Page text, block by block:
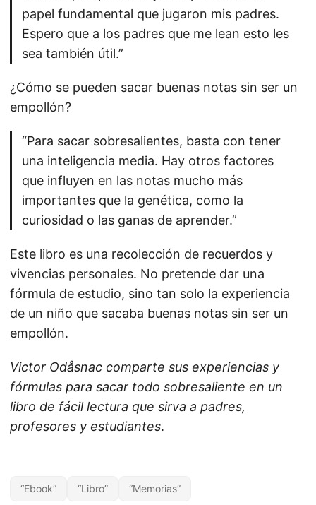
papel fundamental que jugaron mis padres.
Espero que a los padres que me lean esto les
sea también útil.”
¿Cómo se pueden sacar buenas notas sin ser un
empollón?
“Para sacar sobresalientes, basta con tener
una inteligencia media. Hay otros factores
que influyen en las notas mucho más
importantes que la genética, como la
curiosidad o las ganas de aprender.”
Este libro es una recolección de recuerdos y
vivencias personales. No pretende dar una
fórmula de estudio, sino tan solo la experiencia
de un niño que sacaba buenas notas sin ser un
empollón.
Victor Odåsnac comparte sus experiencias y
fórmulas para sacar todo sobresaliente en un
libro de fácil lectura que sirva a padres,
profesores y estudiantes.
“Ebook” “Libro” “Memorias”